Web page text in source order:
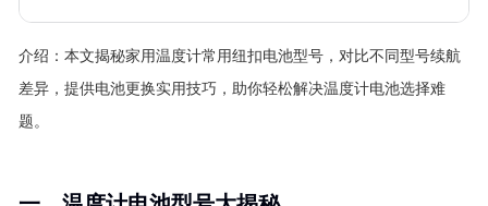
介绍： 本文揭秘家用温度计常用纽扣电池型号，对比不同型号续航
差异，提供电池更换实用技巧，助你轻松解决温度计电池选择难
题。